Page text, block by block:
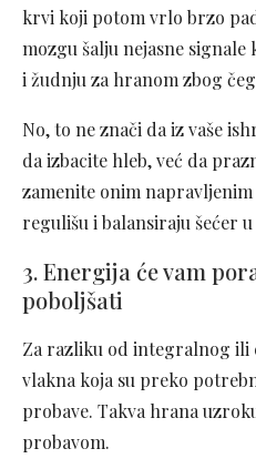
krvi koji potom vrlo brzo
mozgu šalju nejasne signale
i žudnju za hranom zbog
No, to ne znači da iz vaše
da izbacite hleb, već da
zamenite onim
regulišu i balansiraju šećer
3. Energija će vam
poboljšati
Za razliku od integralnog ili
vlakna koja su preko
probave. Takva hrana
probavom.